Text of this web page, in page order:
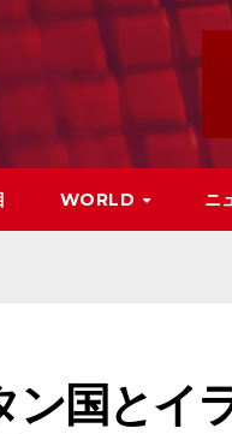
WORLD ニ
ン国とイ